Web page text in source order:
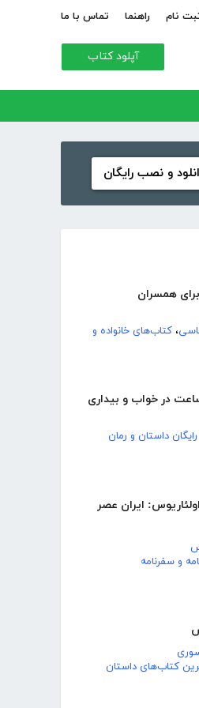
نام راهنما تماس با ما
آپلود کتاب
و نصب رایگان
همسران
، کتاب‌های خانواده و
داستان و رمان
ایران عصر
و سفرنامه
کتاب‌های داستان